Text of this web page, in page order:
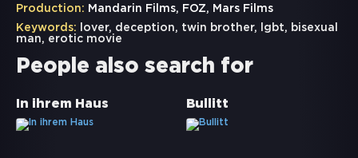
Production: Mandarin Films, FOZ, Mars Films
Keywords:
lover, deception, twin brother, lgbt, bisexual
man, erotic movie
People also search for
In ihrem Haus Bullitt